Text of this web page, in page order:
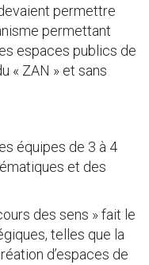
permettre
permettant
espaces publics de
« ZAN » et sans
équipes de 3 à 4
et des
des sens » fait le
telles que la
d’espaces de